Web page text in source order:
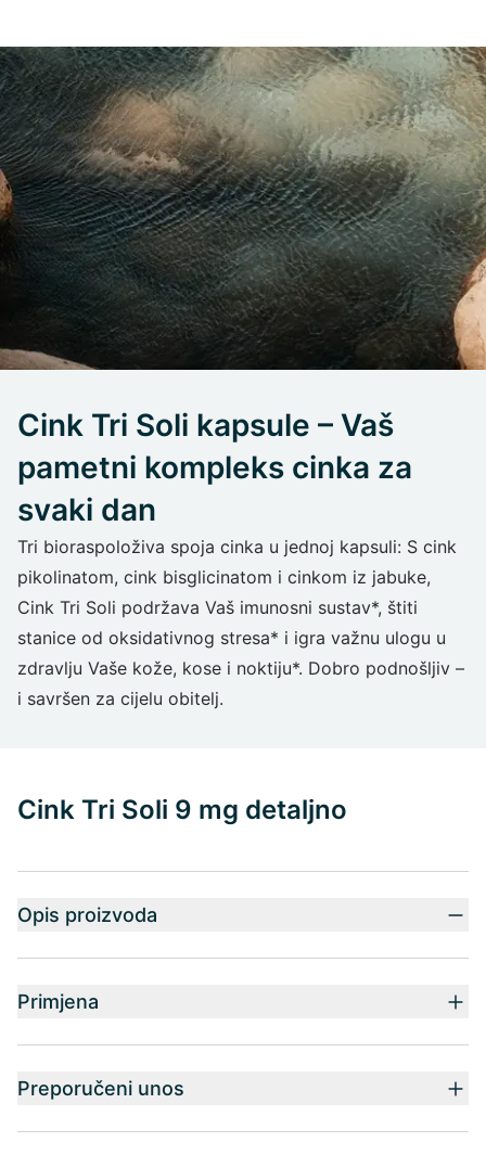
Cink Tri Soli kapsule – Vaš
pametni kompleks cinka za
svaki dan
Tri bioraspoloživa spoja cinka u jednoj kapsuli: S cink
pikolinatom, cink bisglicinatom i cinkom iz jabuke,
Cink Tri Soli podržava Vaš imunosni sustav*, štiti
stanice od oksidativnog stresa* i igra važnu ulogu u
zdravlju Vaše kože, kose i noktiju*. Dobro podnošljiv –
i savršen za cijelu obitelj.
Cink Tri Soli 9 mg detaljno
Opis proizvoda
Primjena
Preporučeni unos